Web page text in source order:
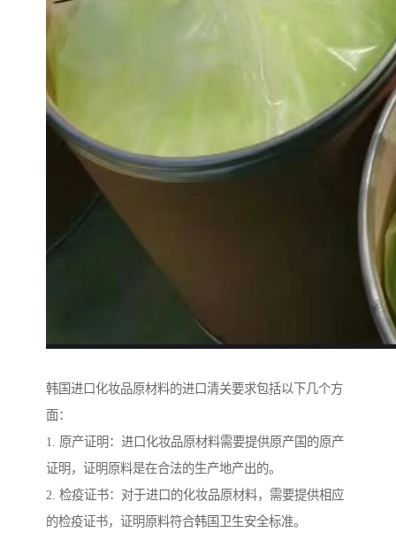
韩国进口化妆品原材料的进口清关要求包括以下几个方
面：
1. 原产证明：进口化妆品原材料需要提供原产国的原产
证明，证明原料是在合法的生产地产出的。
2. 检疫证书：对于进口的化妆品原材料，需要提供相应
的检疫证书，证明原料符合韩国卫生安全标准。